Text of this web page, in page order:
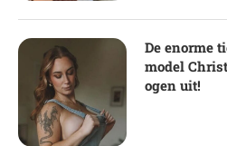
De enorme
model
ogen uit!